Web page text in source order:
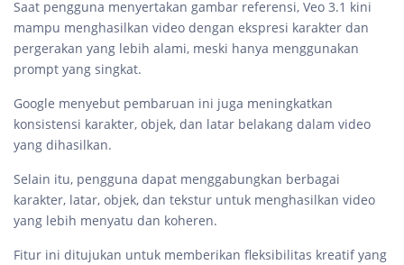
Saat pengguna menyertakan gambar referensi, Veo 3.1 kini
mampu menghasilkan video dengan ekspresi karakter dan
pergerakan yang lebih alami, meski hanya menggunakan
prompt yang singkat.
Google menyebut pembaruan ini juga meningkatkan
konsistensi karakter, objek, dan latar belakang dalam video
yang dihasilkan.
Selain itu, pengguna dapat menggabungkan berbagai
karakter, latar, objek, dan tekstur untuk menghasilkan video
yang lebih menyatu dan koheren.
Fitur ini ditujukan untuk memberikan fleksibilitas kreatif yang